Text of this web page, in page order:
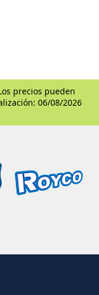
precios pueden
06/08/2026